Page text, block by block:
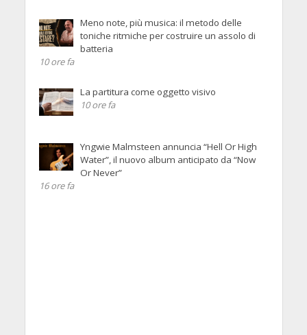
Meno note, più musica: il metodo delle
toniche ritmiche per costruire un assolo di
batteria
10 ore fa
La partitura come oggetto visivo
10 ore fa
Yngwie Malmsteen annuncia “Hell Or High
Water”, il nuovo album anticipato da “Now
Or Never”
16 ore fa